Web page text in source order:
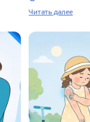
Читать далее